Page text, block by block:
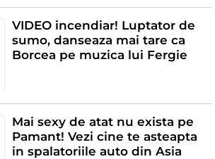
VIDEO incendiar! Luptator de
sumo, danseaza mai tare ca
Borcea pe muzica lui Fergie
Mai sexy de atat nu exista pe
Pamant! Vezi cine te asteapta
in spalatoriile auto din Asia